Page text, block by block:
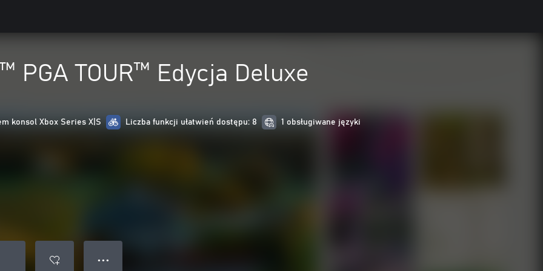
PGA TOUR™ Edycja Deluxe
konsol Xbox Series X|S Liczba funkcji ułatwień dostępu: 8 1 obsługiwane języki
● ● ●